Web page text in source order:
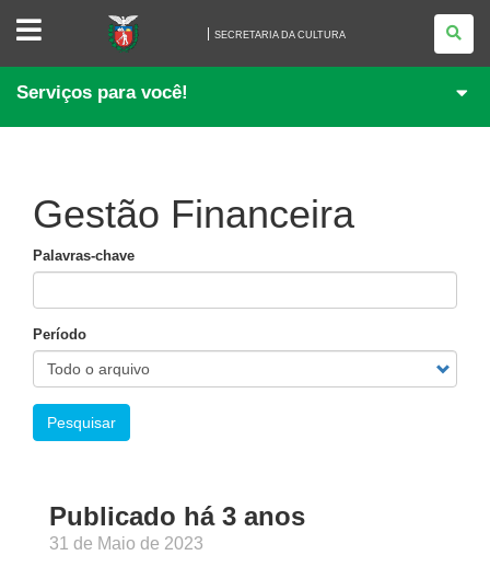
SECRETARIA
CULTURA
SECRETARIA DA CULTURA
Serviços para você!
Gestão Financeira
Palavras-chave
Período
Pesquisar
Publicado há 3 anos
31 de Maio de 2023